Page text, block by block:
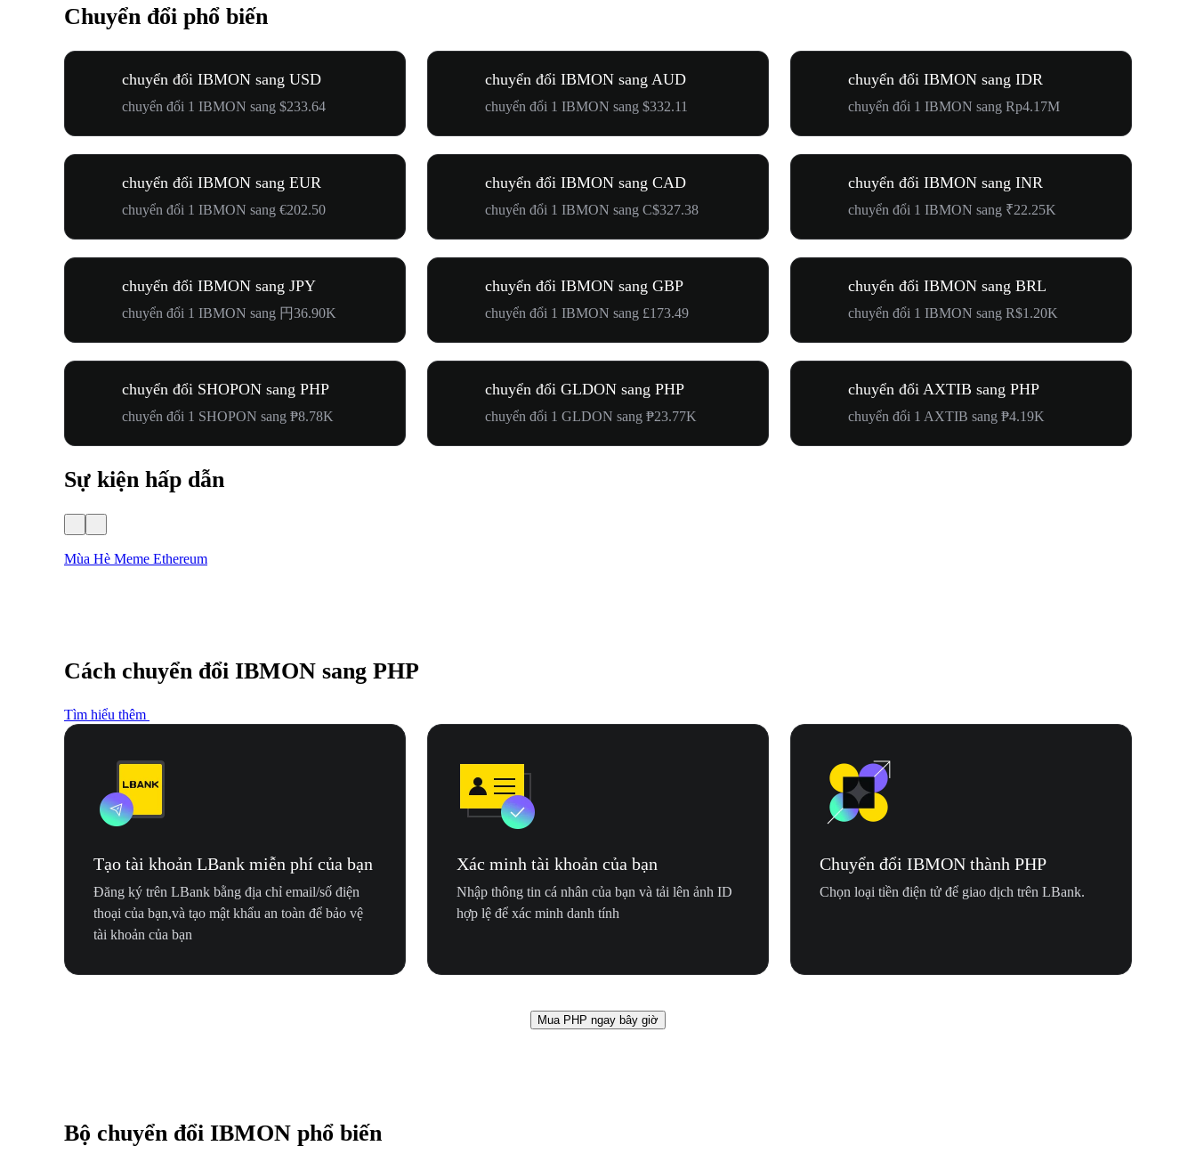
Chuyển đổi phổ biến
chuyển đổi IBMON sang USD
chuyển đổi 1 IBMON sang $233.64
chuyển đổi IBMON sang AUD
chuyển đổi 1 IBMON sang $332.11
chuyển đổi IBMON sang IDR
chuyển đổi 1 IBMON sang Rp4.17M
chuyển đổi IBMON sang EUR
chuyển đổi 1 IBMON sang €202.50
chuyển đổi IBMON sang CAD
chuyển đổi 1 IBMON sang C$327.38
chuyển đổi IBMON sang INR
chuyển đổi 1 IBMON sang ₹22.25K
chuyển đổi IBMON sang JPY
chuyển đổi 1 IBMON sang 円36.90K
chuyển đổi IBMON sang GBP
chuyển đổi 1 IBMON sang £173.49
chuyển đổi IBMON sang BRL
chuyển đổi 1 IBMON sang R$1.20K
chuyển đổi SHOPON sang PHP
chuyển đổi 1 SHOPON sang ₱8.78K
chuyển đổi GLDON sang PHP
chuyển đổi 1 GLDON sang ₱23.77K
chuyển đổi AXTIB sang PHP
chuyển đổi 1 AXTIB sang ₱4.19K
Sự kiện hấp dẫn
Mùa Hè Meme Ethereum
Cách chuyển đổi IBMON sang PHP
Tìm hiểu thêm
Tạo tài khoản LBank miễn phí của bạn
Đăng ký trên LBank bằng địa chỉ email/số điện
thoại của bạn,và tạo mật khẩu an toàn để bảo vệ
tài khoản của bạn
Xác minh tài khoản của bạn
Nhập thông tin cá nhân của bạn và tải lên ảnh ID
hợp lệ để xác minh danh tính
Chuyển đổi IBMON thành PHP
Chọn loại tiền điện tử để giao dịch trên LBank.
Mua PHP ngay bây giờ
Bộ chuyển đổi IBMON phổ biến